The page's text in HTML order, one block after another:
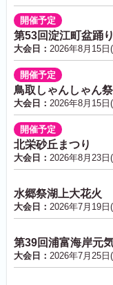
開催予定
第53回淀江町盆踊
大会日： 2026年8月15日
開催予定
鳥取しゃんしゃん
大会日： 2026年8月15日
開催予定
北栄砂丘まつり
大会日： 2026年8月23日
水郷祭湖上大花火
大会日： 2026年7月19日
第39回浦富海岸元
大会日： 2026年7月25日